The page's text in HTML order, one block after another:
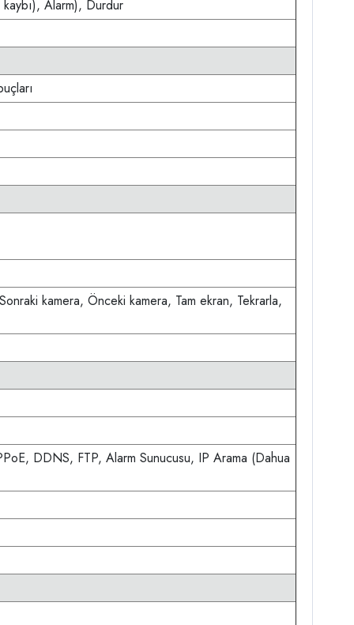
Alarm), Durdur
kamera, Önceki kamera, Tam ekran, Tekrarla,
DDNS, FTP, Alarm Sunucusu, IP Arama (Dahua